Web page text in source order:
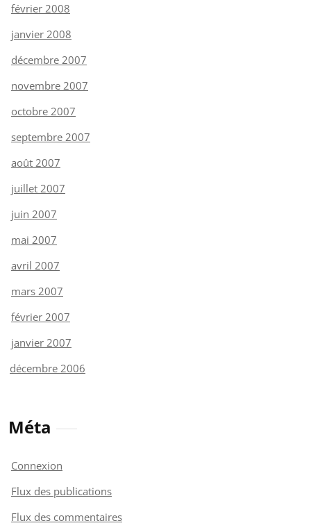
février 2008
janvier 2008
décembre 2007
novembre 2007
octobre 2007
septembre 2007
août 2007
juillet 2007
juin 2007
mai 2007
avril 2007
mars 2007
février 2007
janvier 2007
décembre 2006
Méta
Connexion
Flux des publications
Flux des commentaires